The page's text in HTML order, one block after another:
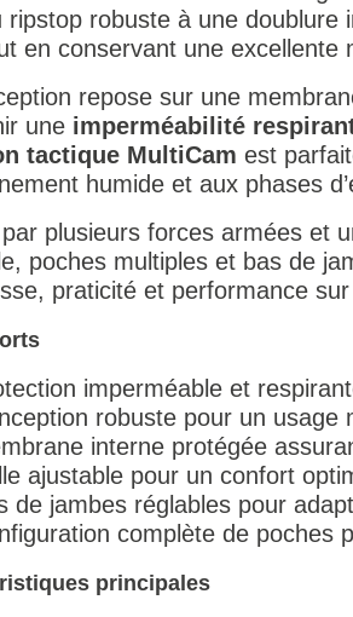
ripstop robuste à une
en conservant une excellente
repose sur une
une imperméabilité
tactique MultiCam est
humide et aux phases
plusieurs forces armées et
poches multiples et bas de
praticité et performance
imperméable et
robuste pour un usage
interne protégée
ajustable pour un confort
de jambes réglables pour
complète de poches
principales